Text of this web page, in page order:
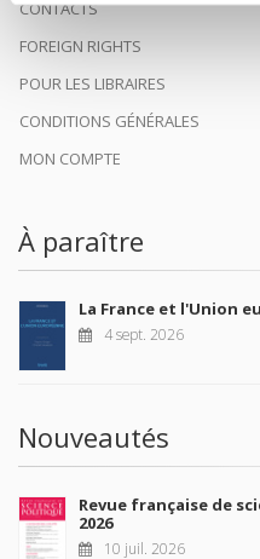
CONTACTS
FOREIGN RIGHTS
POUR LES LIBRAIRES
CONDITIONS GÉNÉRALES
MON COMPTE
À paraître
La France et l'Union
4 sept. 2026
Nouveautés
Revue française de
2026
10 juil. 2026